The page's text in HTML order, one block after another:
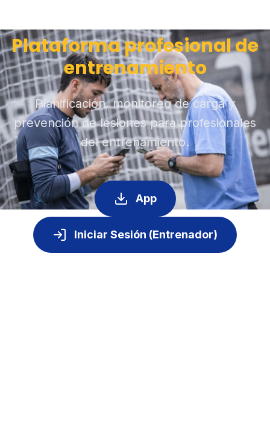
Plataforma profesional de
entrenamiento
Planificación, monitoreo de carga y
prevención de lesiones para profesionales
del entrenamiento.
App
Iniciar Sesión (Entrenador)